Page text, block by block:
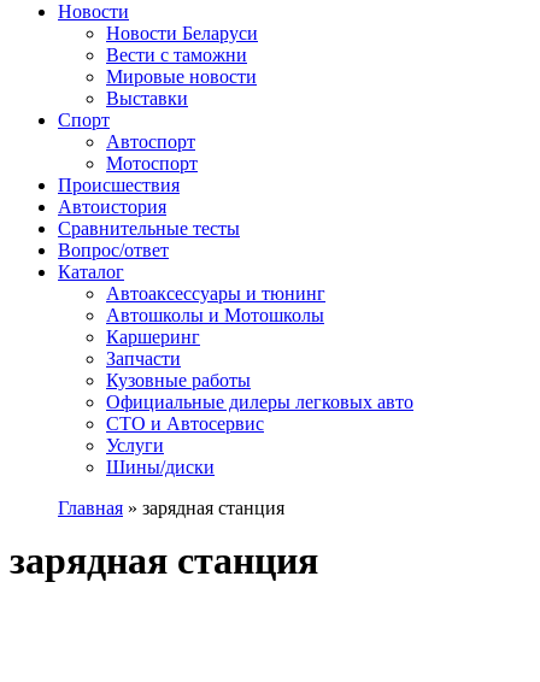
Сайт про автомобили
Новости
Новости Беларуси
Вести с таможни
Мировые новости
Выставки
Спорт
Автоспорт
Мотоспорт
Происшествия
Автоистория
Сравнительные тесты
Вопрос/ответ
Каталог
Автоакcессуары и тюнинг
Автошколы и Мотошколы
Каршеринг
Запчасти
Кузовные работы
Официальные дилеры легковых авто
СТО и Автосервис
Услуги
Шины/диски
Главная » зарядная станция
зарядная станция